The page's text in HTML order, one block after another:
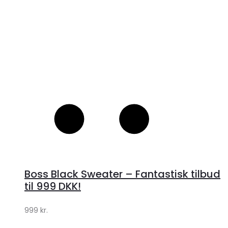
Boss Black Sweater – Fantastisk tilbud
til 999 DKK!
999 kr.